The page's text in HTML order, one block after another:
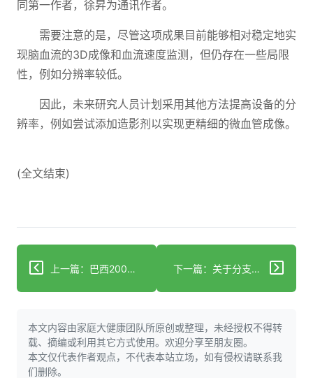
同第一作者，徐昇为通讯作者。
需要注意的是，尽管这项成果目前能够相对稳定地实
现脑血流的3D成像和血流速度监测，但仍存在一些局限
性，例如分辨率较低。
因此，未来研究人员计划采用其他方法提高设备的分
辨率，例如尝试添加造影剂以实现更精细的微血管成像。
(全文结束)
上一篇：巴西2000年至2022年期间按性别和年龄组分析新冠疫情前后的心血管疾病亚组死亡率 下一篇：关于分支动脉粥样硬化病急性期抗血小板治疗的比较研究
本文内容由家庭大健康团队所原创或整理，未经授权不得转
载、摘编或利用其它方式使用。欢迎分享至朋友圈。
本文仅代表作者观点，不代表本站立场，如有侵权请联系我
们删除。